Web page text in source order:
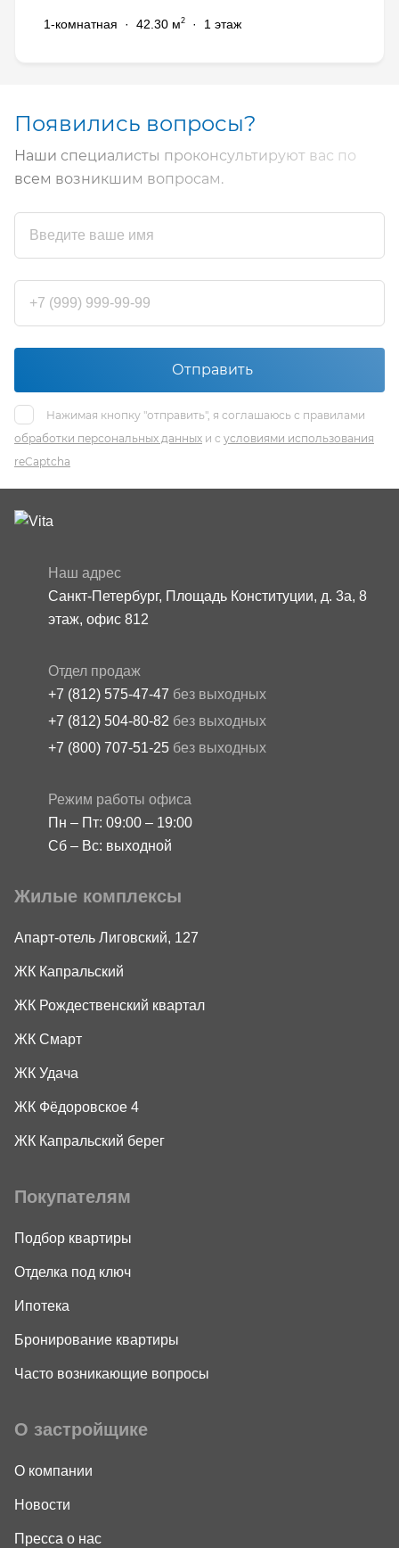
1-комнатная · 42.30 м2 · 1 этаж
Появились вопросы?
Наши специалисты проконсультируют вас по
всем возникшим вопросам.
Отправить
Нажимая кнопку "отправить", я соглашаюсь с правилами
обработки персональных данных и с условиями использования
reCaptcha
Наш адрес
Санкт-Петербург, Площадь Конституции, д. 3а, 8
этаж, офис 812
Отдел продаж
+7 (812) 575-47-47 без выходных
+7 (812) 504-80-82 без выходных
+7 (800) 707-51-25 без выходных
Режим работы офиса
Пн – Пт: 09:00 – 19:00
Сб – Вс: выходной
Жилые комплексы
Апарт-отель Лиговский, 127
ЖК Капральский
ЖК Рождественский квартал
ЖК Смарт
ЖК Удача
ЖК Фёдоровское 4
ЖК Капральский берег
Покупателям
Подбор квартиры
Отделка под ключ
Ипотека
Бронирование квартиры
Часто возникающие вопросы
О застройщике
О компании
Новости
Пресса о нас